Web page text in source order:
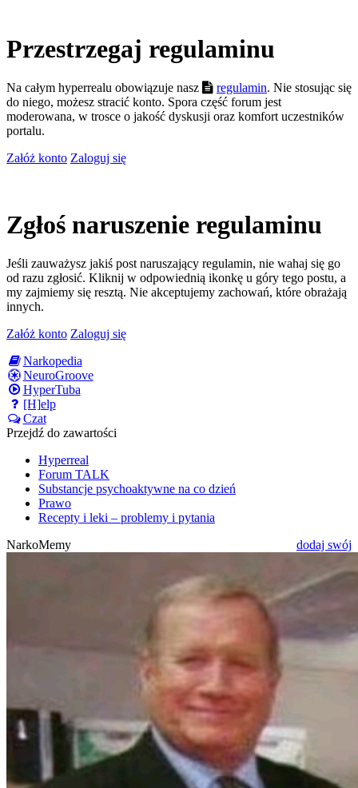
Przestrzegaj regulaminu
Na całym hyperrealu obowiązuje nasz regulamin. Nie stosując się
do niego, możesz stracić konto. Spora część forum jest
moderowana, w trosce o jakość dyskusji oraz komfort uczestników
portalu.
Załóż konto Zaloguj się
Zgłoś naruszenie regulaminu
Jeśli zauważysz jakiś post naruszający regulamin, nie wahaj się go
od razu zgłosić. Kliknij w odpowiednią ikonkę u góry tego postu, a
my zajmiemy się resztą. Nie akceptujemy zachowań, które obrażają
innych.
Załóż konto Zaloguj się
Narkopedia
NeuroGroove
HyperTuba
[H]elp
Czat
Przejdź do zawartości
Hyperreal
Forum TALK
Substancje psychoaktywne na co dzień
Prawo
Recepty i leki – problemy i pytania
NarkoMemy
dodaj swój